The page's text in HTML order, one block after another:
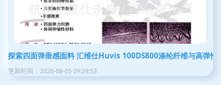
探索四面弹垂感面料 汇维仕Huvis 100DS800涤纶纤维与高弹性
更新时间：2026-08-05 09:29:53